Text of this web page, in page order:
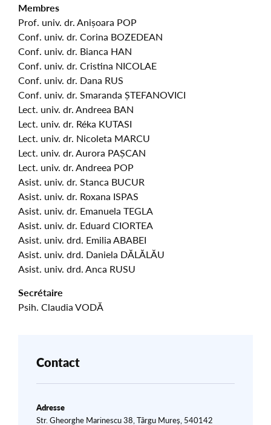
Membres
Prof. univ. dr. Anișoara POP
Conf. univ. dr. Corina BOZEDEAN
Conf. univ. dr. Bianca HAN
Conf. univ. dr. Cristina NICOLAE
Conf. univ. dr. Dana RUS
Conf. univ. dr. Smaranda ȘTEFANOVICI
Lect. univ. dr. Andreea BAN
Lect. univ. dr. Réka KUTASI
Lect. univ. dr. Nicoleta MARCU
Lect. univ. dr. Aurora PAȘCAN
Lect. univ. dr. Andreea POP
Asist. univ. dr. Stanca BUCUR
Asist. univ. dr. Roxana ISPAS
Asist. univ. dr. Emanuela TEGLA
Asist. univ. dr. Eduard CIORTEA
Asist. univ. drd. Emilia ABABEI
Asist. univ. drd. Daniela DĂLĂLĂU
Asist. univ. drd. Anca RUSU
Secrétaire
Psih. Claudia VODĂ
Contact
Adresse
Str. Gheorghe Marinescu 38, Târgu Mureș, 540142